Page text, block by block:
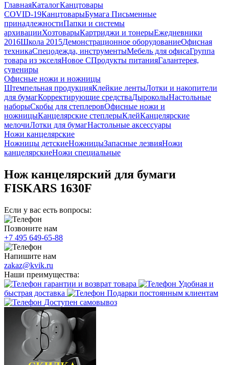
ГлавнаяКаталогКанцтовары
COVID-19КанцтоварыБумага Письменные
принадлежностиПапки и системы
архивацииХозтоварыКартриджи и тонерыЕжедневники
2016Школа 2015Демонстрационное оборудованиеОфисная
техникаСпецодежда, инструментыМебель для офисаГруппа
товара из экселяНовое СПродукты питанияГалантерея,
сувениры
Офисные ножи и ножницы
Штемпельная продукцияКлейкие лентыЛотки и накопители
для бумагКорректирующие средстваДыроколыНастольные
наборыСкобы для степлеровОфисные ножи и
ножницыКанцелярские степлерыКлейКанцелярские
мелочиЛотки для бумагНастольные аксессуары
Ножи канцелярские
Ножницы детскиеНожницыЗапасные лезвияНожи
канцелярскиеНожи специальные
Нож канцелярский для бумаги
FISKARS 1630F
Если у вас есть вопросы:
Позвоните нам
+7 495 649-65-88
Напишите нам
zakaz@kvik.ru
Наши преимущества:
гарантии и возврат товара
Удобная и
быстрая доставка
Подарки постоянным клиентам
Доступен самовывоз